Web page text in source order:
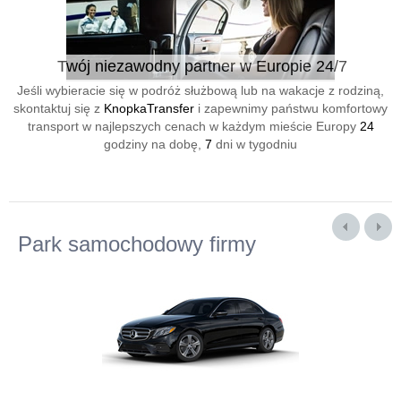
Twój niezawodny partner w Europie 24/7
Jeśli wybieracie się w podróż służbową lub na wakacje z rodziną,
skontaktuj się z KnopkaTransfer i zapewnimy państwu komfortowy
transport w najlepszych cenach w każdym mieście Europy 24
godziny na dobę, 7 dni w tygodniu
Park samochodowy firmy